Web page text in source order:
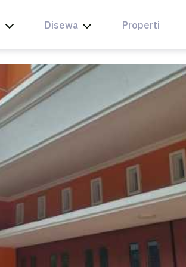
Disewa Properti